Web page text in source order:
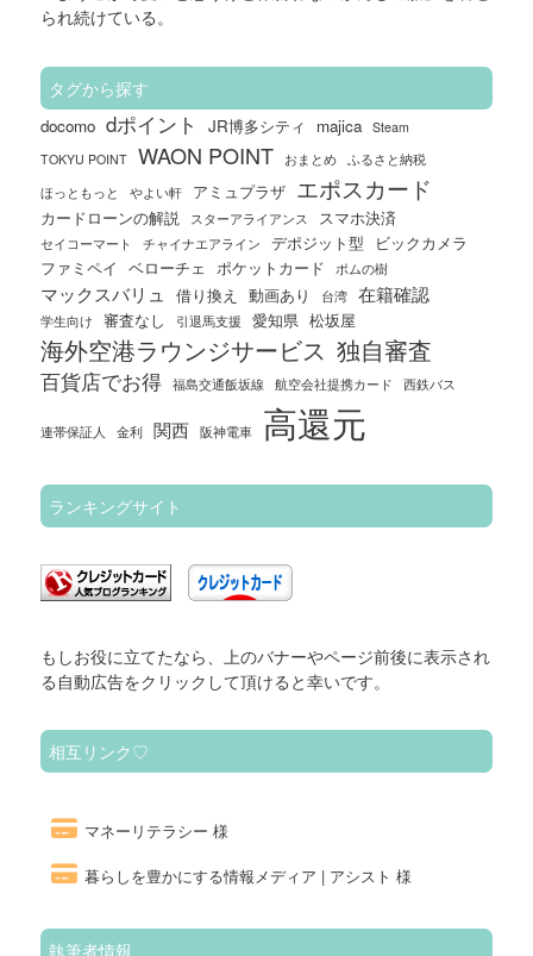
られ続けている。
タグから探す
docomo dポイント JR博多シティ majica Steam
TOKYU POINT
WAON POINT おまとめ
ふるさと納税
ほっともっと
やよい軒 アミュプラザ エポスカード
カードローンの解説 スターアライアンス スマホ決済
セイコーマート チャイナエアライン デポジット型
ビックカメラ
ファミペイ ベローチェ ポケットカード ポムの樹
マックスバリュ 借り換え 動画あり 台湾 在籍確認
学生向け 審査なし 引退馬支援 愛知県 松坂屋
海外空港ラウンジサービス 独自審査
百貨店でお得 福島交通飯坂線 航空会社提携カード 西鉄バス
連帯保証人 金利 関西 阪神電車 高還元
ランキングサイト
もしお役に立てたなら、上のバナーやページ前後に表示され
る自動広告をクリックして頂けると幸いです。
相互リンク♡
マネーリテラシー 様
暮らしを豊かにする情報メディア | アシスト 様
執筆者情報